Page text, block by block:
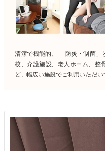
清潔で機能的、「 防炎・制菌」
校、介護施設、老人ホーム、整
ど、幅広い施設でご利用いただい